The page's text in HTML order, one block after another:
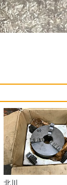
北川